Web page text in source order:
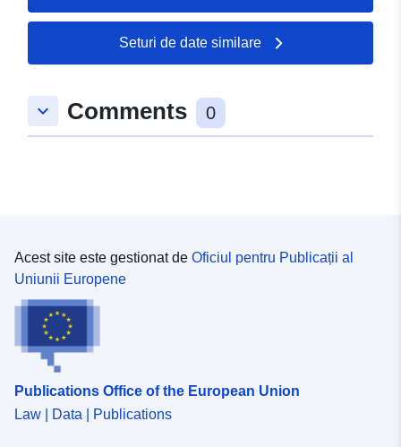
Seturi de date similare
keyboard_arrow_down Comments 0
Acest site este gestionat de Oficiul pentru Publicații al
Uniunii Europene
Publications Office of the European Union
Law | Data | Publications